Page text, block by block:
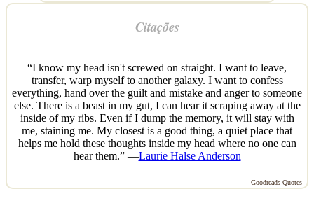
Citações
“I know my head isn't screwed on straight. I want to leave,
transfer, warp myself to another galaxy. I want to confess
everything, hand over the guilt and mistake and anger to someone
else. There is a beast in my gut, I can hear it scraping away at the
inside of my ribs. Even if I dump the memory, it will stay with
me, staining me. My closest is a good thing, a quiet place that
helps me hold these thoughts inside my head where no one can
hear them.” —Laurie Halse Anderson
Goodreads Quotes